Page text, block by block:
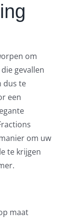
om
gevallen
dus te
een
om uw
te krijgen
maat